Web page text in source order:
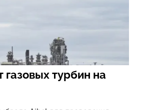
газовых турбин на